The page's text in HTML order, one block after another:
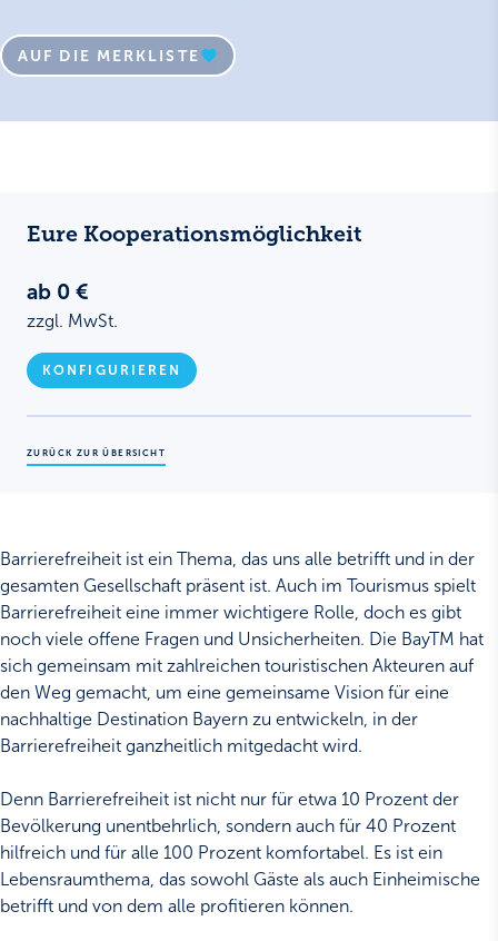
AUF DIE MERKLISTE
Eure Kooperations­möglichkeit
ab 0 €
zzgl. MwSt.
KONFIGURIEREN
ZURÜCK ZUR ÜBERSICHT
Barrierefreiheit ist ein Thema, das uns alle betrifft und in der
gesamten Gesellschaft präsent ist. Auch im Tourismus spielt
Barrierefreiheit eine immer wichtigere Rolle, doch es gibt
noch viele offene Fragen und Unsicherheiten. Die BayTM hat
sich gemeinsam mit zahlreichen touristischen Akteuren auf
den Weg gemacht, um eine gemeinsame Vision für eine
nachhaltige Destination Bayern zu entwickeln, in der
Barrierefreiheit ganzheitlich mitgedacht wird.
Denn Barrierefreiheit ist nicht nur für etwa 10 Prozent der
Bevölkerung unentbehrlich, sondern auch für 40 Prozent
hilfreich und für alle 100 Prozent komfortabel. Es ist ein
Lebensraumthema, das sowohl Gäste als auch Einheimische
betrifft und von dem alle profitieren können.